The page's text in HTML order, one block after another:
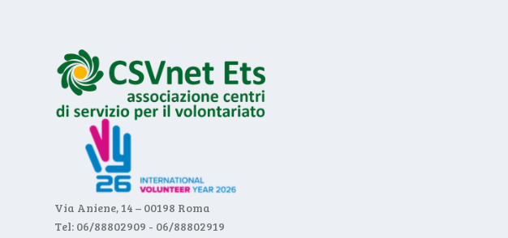
Via Aniene, 14 – 00198 Roma
Tel: 06/88802909 - 06/88802919